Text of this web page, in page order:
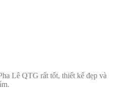
Lê QTG rất tốt, thiết kế đẹp và